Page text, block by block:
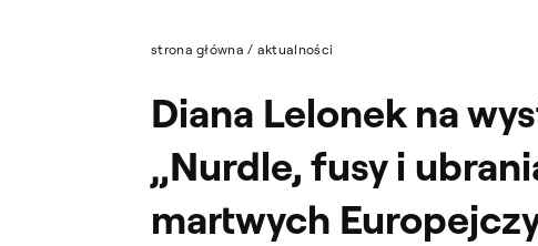
strona główna / aktualności
Diana Lelonek na
„Nurdle, fusy i
martwych